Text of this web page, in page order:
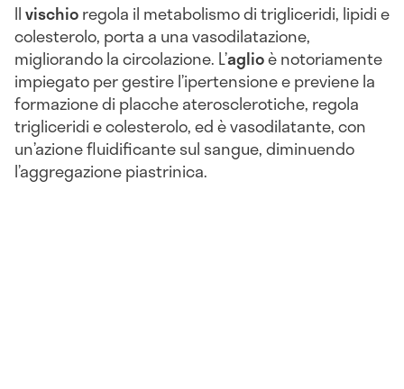
Ilvischioregola il metabolismo di trigliceridi, lipidi e
colesterolo, porta a una vasodilatazione,
migliorando la circolazione. L’aglioè notoriamente
impiegato per gestire l’ipertensione e previene la
formazione di placche aterosclerotiche, regola
trigliceridi e colesterolo, ed è vasodilatante, con
un’azione fluidificante sul sangue, diminuendo
l’aggregazione piastrinica.